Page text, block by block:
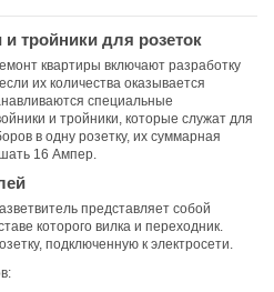
тройники для розеток
квартиры включают разработку
их количества оказывается
специальные
и тройники, которые служат для
в одну розетку, их суммарная
16 Ампер.
представляет собой
которого вилка и переходник.
подключенную к электросети.